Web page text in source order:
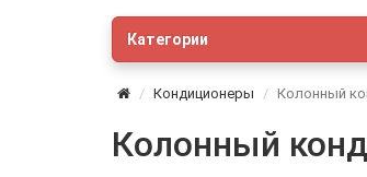
Категории
Кондиционеры Колонный
Колонный